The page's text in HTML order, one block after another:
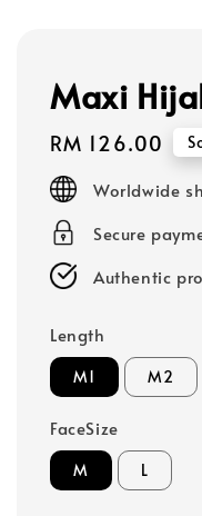
Maxi
Regular
price
RM 126.00
Worldwide
Secure
Authentic
Length
M1 M2
FaceSize
M L